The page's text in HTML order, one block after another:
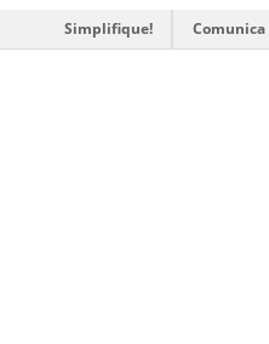
Simplifique! Comunica